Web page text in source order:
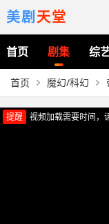
美剧天堂
首页 剧集 综
首页 魔幻/科幻
提醒
视频加载需要时间，